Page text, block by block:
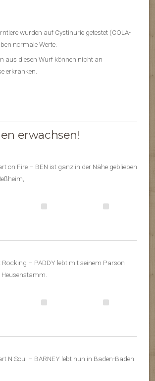
wurden auf Cystinurie getestet (COLA-
normale Werte.
aus diesen Wurf können nicht an
erkranken.
erwachsen!
on Fire – BEN ist ganz in der Nähe geblieben
Rocking – PADDY lebt mit seinem Parson
N Soul – BARNEY lebt nun in Baden-Baden